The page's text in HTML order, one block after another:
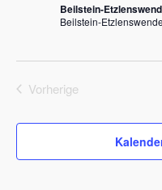
Beilstein-
Beilstein-
Vorherige